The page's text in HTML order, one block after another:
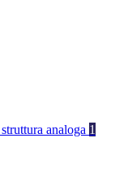
analoga 1